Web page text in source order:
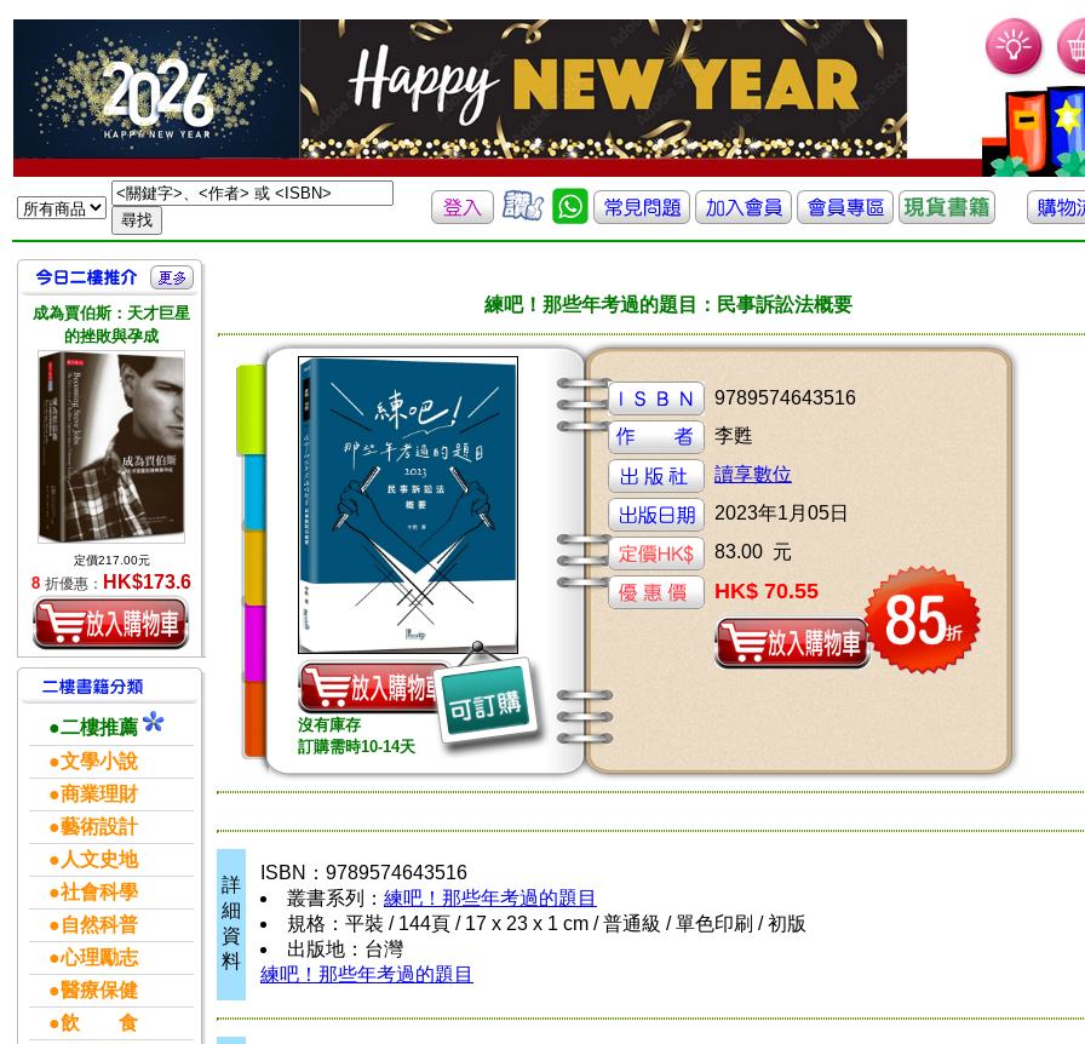
成為賈伯斯：天才巨星
的挫敗與孕成
定價217.00元
8 折優惠： HK$173.6
●二樓推薦
●文學小說
●商業理財
●藝術設計
●人文史地
●社會科學
●自然科普
●心理勵志
●醫療保健
●飲 食
練吧！那些年考過的題目：民事訴訟法概要
沒有庫存
訂購需時10-14天
9789574643516
李甦
讀享數位
2023年1月05日
83.00 元
HK$ 70.55
詳
細
資
料
ISBN：9789574643516
叢書系列： 練吧！那些年考過的題目
規格：平裝 / 144頁 / 17 x 23 x 1 cm / 普通級 / 單色印刷 / 初版
出版地：台灣
練吧！那些年考過的題目